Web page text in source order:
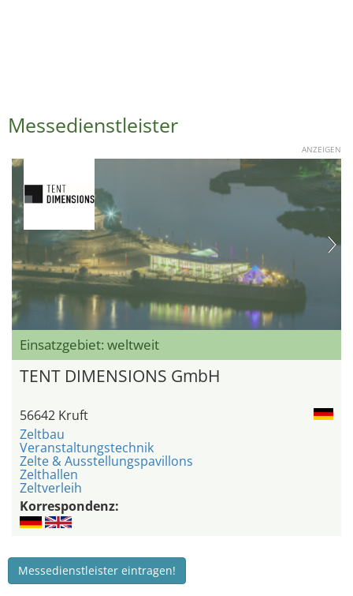
Messedienstleister
ANZEIGEN
Einsatzgebiet: weltweit
TENT DIMENSIONS GmbH
56642 Kruft
Zeltbau
Veranstaltungstechnik
Zelte & Ausstellungspavillons
Zelthallen
Zeltverleih
Korrespondenz:
Messedienstleister eintragen!